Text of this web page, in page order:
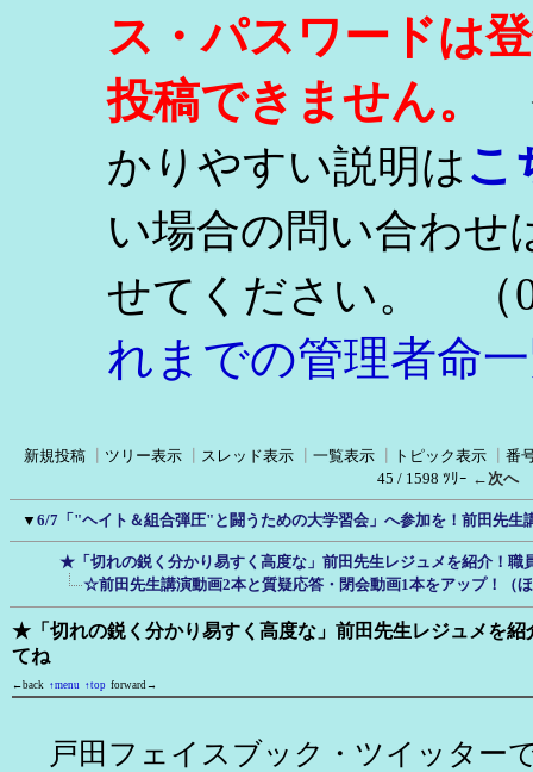
ス・パスワードは
投稿できません。
かりやすい説明はこ
い場合の問い合わせ
せてください。
（
れまでの管理者命
新規投稿 ツリー表示 スレッド表示 一覧表示 トピック表示
番
45 / 1598 ﾂﾘｰ ←次へ
▼ 6/7「"ヘイト＆組合弾圧"と闘うための大学習会」へ参加を！前田先生
★「切れの鋭く分かり易すく高度な」前田先生レジュメを紹介！職
☆前田先生講演動画2本と質疑応答・閉会動画1本をアップ！（
★「切れの鋭く分かり易すく高度な」前田先生レジュメを紹
てね
←back ↑menu ↑top forward→
戸田フェイスブック・ツイッター